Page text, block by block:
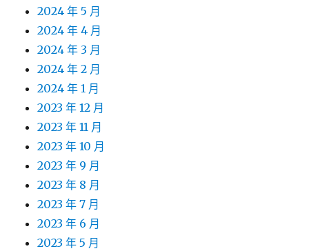
2024 年 5 月
2024 年 4 月
2024 年 3 月
2024 年 2 月
2024 年 1 月
2023 年 12 月
2023 年 11 月
2023 年 10 月
2023 年 9 月
2023 年 8 月
2023 年 7 月
2023 年 6 月
2023 年 5 月